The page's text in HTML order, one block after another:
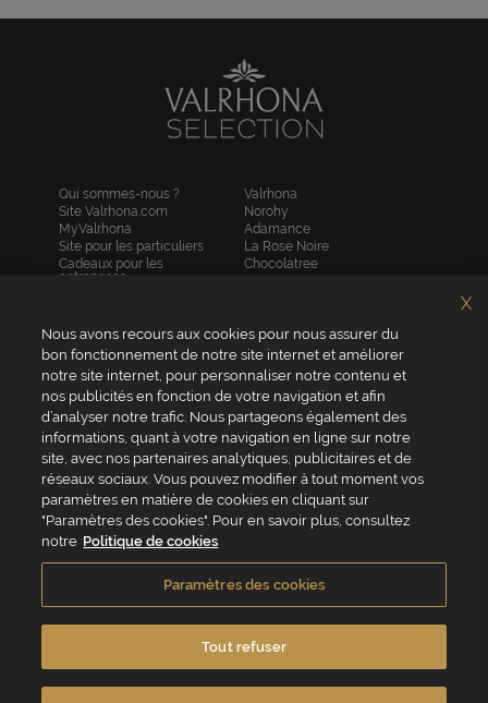
Qui sommes-nous ?
Site Valrhona.com
MyValrhona
Site pour les particuliers
Cadeaux pour les
entreprises
Contactez-nous
Valrhona
Norohy
Adamance
La Rose Noire
Chocolatree
Republica del cacao
Service client
04 75 07 51 51
Du lundi au jeudi : 8h - 18h
Le vendredi : 8h - 17h
VALRHONA FRANCE - ZA Les Fleurons - 315 Allée des Bergerons -
Conditions générales de vente Politique de cookies Vie privée
Nous avons recours aux cookies pour nous assurer du
bon fonctionnement de notre site internet et améliorer
notre site internet, pour personnaliser notre contenu et
nos publicités en fonction de votre navigation et afin
d’analyser notre trafic. Nous partageons également des
informations, quant à votre navigation en ligne sur notre
site, avec nos partenaires analytiques, publicitaires et de
réseaux sociaux. Vous pouvez modifier à tout moment vos
paramètres en matière de cookies en cliquant sur
"Paramètres des cookies". Pour en savoir plus, consultez
notre Politique de cookies
Paramètres des cookies
Tout refuser
X